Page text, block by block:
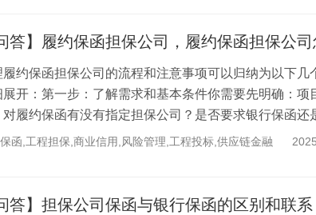
答】履约保函担保公司，履约保函担保公
履约保函担保公司的流程和注意事项可以归纳为以下
展开：第一步：了解需求和基本条件你需要先明确：项
对履约保函有没有指定担保公司？是否要求银行保函还
质是否齐全（比如营业执照、财务报告）...
函,工程担保,商业信用,风险管理,工程投标,供应链金融
答】担保公司保函与银行保函的区别和联